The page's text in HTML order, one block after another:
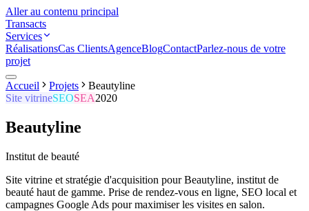
Aller au contenu principal
Transacts
Services
RéalisationsCas ClientsAgenceBlogContactParlez-nous de votre
projet
Accueil Projets
Beautyline
Site vitrineSEOSEA2020
Beautyline
Institut de beauté
Site vitrine et stratégie d'acquisition pour Beautyline, institut de
beauté haut de gamme. Prise de rendez-vous en ligne, SEO local et
campagnes Google Ads pour maximiser les visites en salon.